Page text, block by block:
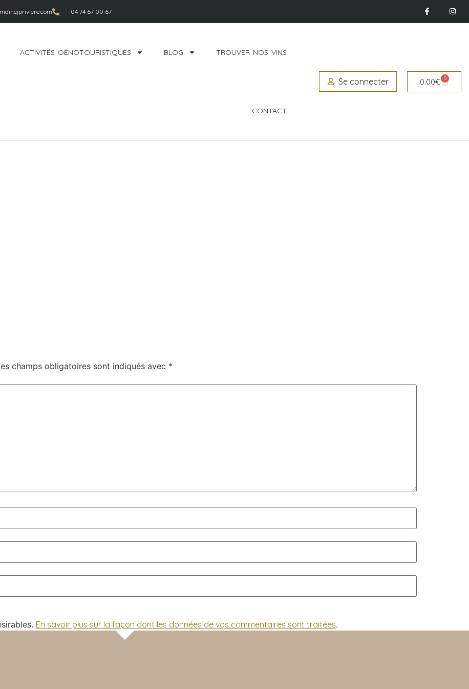
04 74 67 00 67
ACTIVITÉS OENOTOURISTIQUES BLOG TROUVER NOS VINS
CONTACT
Se connecter 0.00€ 0
champs obligatoires sont indiqués avec *
En savoir plus sur la façon dont les données de vos commentaires sont traitées.